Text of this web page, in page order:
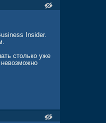
Insider.
столько уже